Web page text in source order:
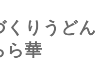
くりうどん
ら華